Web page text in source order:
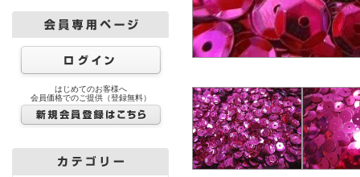
はじめてのお客様へ
会員価格でのご提供（登録無料）